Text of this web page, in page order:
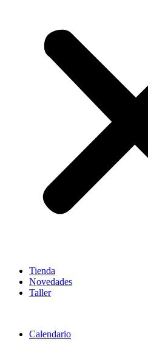
Tienda
Novedades
Taller
Calendario